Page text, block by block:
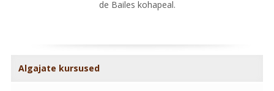
de Bailes kohapeal.
Algajate kursused